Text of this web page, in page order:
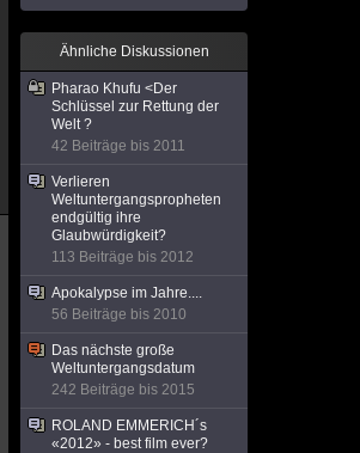
Ähnliche Diskussionen
Pharao Khufu <Der
Schlüssel zur Rettung der
Welt ?
42 Beiträge bis 2011
Verlieren
Weltuntergangspropheten
endgültig ihre
Glaubwürdigkeit?
113 Beiträge bis 2012
Apokalypse im Jahre....
56 Beiträge bis 2010
Das nächste große
Weltuntergangsdatum
242 Beiträge bis 2015
ROLAND EMMERICH´s
«2012» - best film ever?